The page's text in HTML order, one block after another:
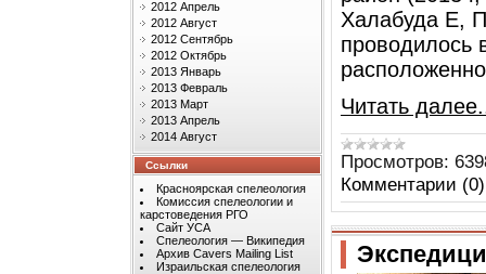
2012 Апрель
2012 Август
2012 Сентябрь
2012 Октябрь
2013 Январь
2013 Февраль
2013 Март
2013 Апрель
2014 Август
Ссылки
Красноярская спелеология
Комиссия спелеологии и
карстоведения РГО
Сайт УСА
Спелеология — Википедия
Архив Cavers Mailing List
Израильская спелеология
Халабуда Е,
проводилось
Читать
Просмотров:
Комментарии (0)